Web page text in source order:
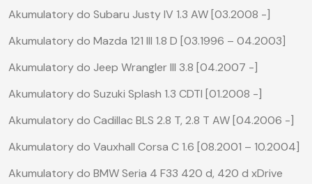
Akumulatory do Subaru Justy IV 1.3 AW [03.2008 -]
Akumulatory do Mazda 121 III 1.8 D [03.1996 – 04.2003]
Akumulatory do Jeep Wrangler III 3.8 [04.2007 -]
Akumulatory do Suzuki Splash 1.3 CDTI [01.2008 -]
Akumulatory do Cadillac BLS 2.8 T, 2.8 T AW [04.2006 -]
Akumulatory do Vauxhall Corsa C 1.6 [08.2001 – 10.2004]
Akumulatory do BMW Seria 4 F33 420 d, 420 d xDrive